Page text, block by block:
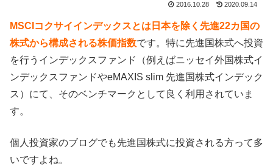
2016.10.28 2020.09.14
MSCIコクサイインデックスとは日本を除く先進22カ国の
株式から構成される株価指数です。特に先進国株式へ投資
を行うインデックスファンド（例えばニッセイ外国株式イ
ンデックスファンドやeMAXIS slim 先進国株式インデック
ス）にて、そのベンチマークとして良く利用されていま
す。
個人投資家のブログでも先進国株式に投資される方って多
いですよね。